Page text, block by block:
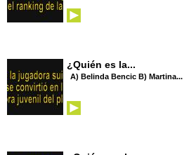
¿Quién es la...
A) Belinda Bencic B) Martina...